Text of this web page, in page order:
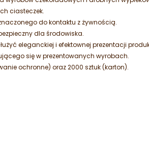
ciasteczek.
do kontaktu z żywnością.
dla środowiska.
eleganckiej i efektownej prezentacji
się w prezentowanych wyrobach.
ochronne) oraz 2000 sztuk (karton).